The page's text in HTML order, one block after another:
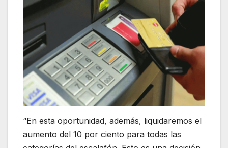
“En esta oportunidad, además, liquidaremos el
aumento del 10 por ciento para todas las